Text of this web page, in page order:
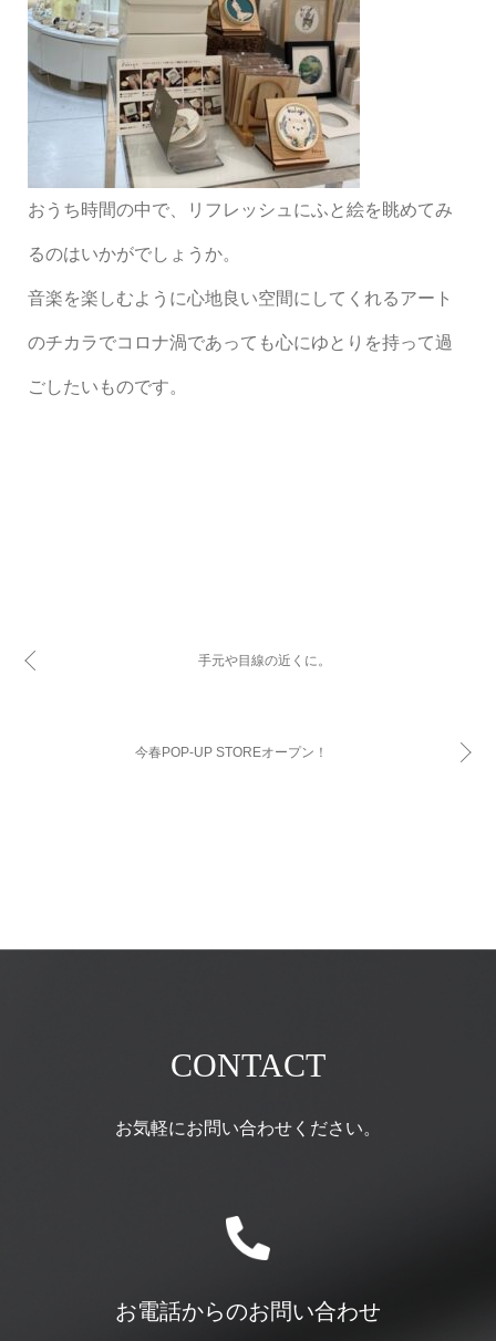
おうち時間の中で、リフレッシュにふと絵を眺めてみ
るのはいかがでしょうか。
音楽を楽しむように心地良い空間にしてくれるアート
のチカラでコロナ渦であっても心にゆとりを持って過
ごしたいものです。
手元や目線の近くに。
今春POP-UP STOREオープン！
CONTACT
お気軽にお問い合わせください。
お電話からのお問い合わせ